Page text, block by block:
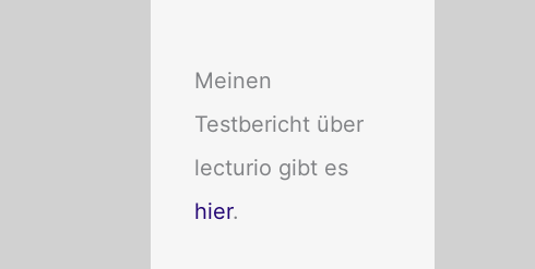
Meinen
Testbericht über
lecturio gibt es
hier.